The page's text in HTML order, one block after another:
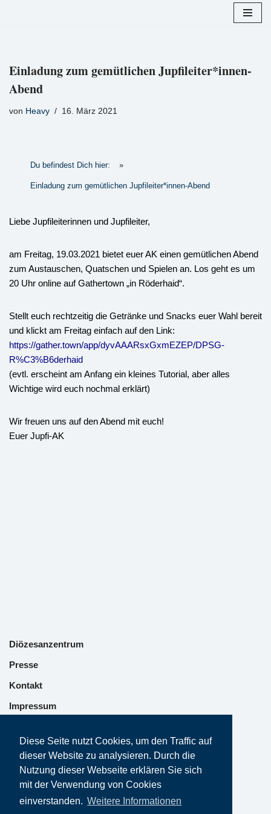
Diese Seite nutzt Cookies, um den Traffic auf
dieser Website zu analysieren. Durch die
Nutzung dieser Webseite erklären Sie sich
mit der Verwendung von Cookies
einverstanden. Weitere Informationen
Einladung zum gemütlichen Jupfileiter*innen-
Abend
von Heavy 16. März 2021
Du befindest Dich hier: »
Einladung zum gemütlichen Jupfileiter*innen-Abend
Liebe Jupfileiterinnen und Jupfileiter,
am Freitag, 19.03.2021 bietet euer AK einen gemütlichen Abend
zum Austauschen, Quatschen und Spielen an. Los geht es um
20 Uhr online auf Gathertown „in Röderhaid“.
Stellt euch rechtzeitig die Getränke und Snacks euer Wahl bereit
und klickt am Freitag einfach auf den Link:
https://gather.town/app/dyvAAARsxGxmEZEP/DPSG-
R%C3%B6derhaid
(evtl. erscheint am Anfang ein kleines Tutorial, aber alles
Wichtige wird euch nochmal erklärt)
Wir freuen uns auf den Abend mit euch!
Euer Jupfi-AK
Diözesanzentrum
Presse
Kontakt
Impressum